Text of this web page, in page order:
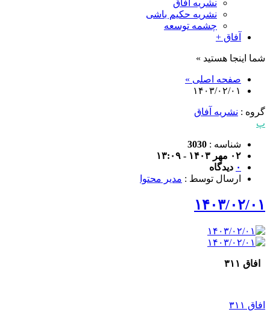
نشریه آفاق
نشریه حکیم باشی
چشمه توسعه
آفاق +
شما اینجا هستید »
صفحه اصلی »
۱۴۰۳/۰۲/۰۱
گروه : نشریه آفاق
پ
شناسه : 3030
۰۲ مهر ۱۴۰۳ - ۱۳:۰۹
۰ دیدگاه
ارسال توسط : مدیر محتوا
۱۴۰۳/۰۲/۰۱
افاق ۳۱۱
افاق ۳۱۱